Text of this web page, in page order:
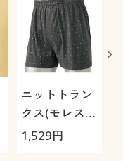
ニットトラン
クス(モレスキ
ュー)(吸水・
1,529円